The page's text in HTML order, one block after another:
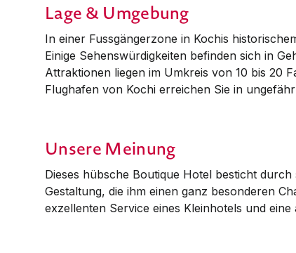
Lage & Umgebung
In einer Fussgängerzone in Kochis
Einige Sehenswürdigkeiten befinden sich in
Attraktionen liegen im Umkreis von 10 bis 20
Flughafen von Kochi erreichen Sie in
Unsere Meinung
Dieses hübsche Boutique Hotel besticht
Gestaltung, die ihm einen ganz besonderen
exzellenten Service eines Kleinhotels und